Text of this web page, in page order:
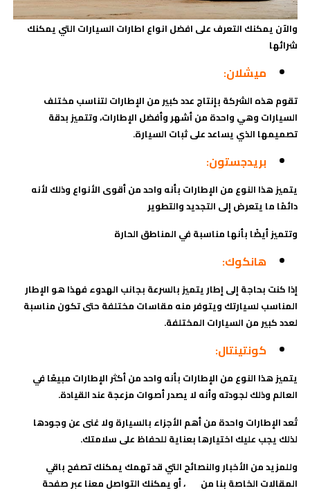
والآن يمكنك التعرف على افضل انواع اطارات السيارات التي يمكنك
شرائها
ميشلان:
تقوم هذه الشركة بإنتاج عدد كبير من الإطارات لتناسب مختلف
السيارات وهي واحدة من أشهر وأفضل الإطارات، وتتميز بدقة
تصميمها الذي يساعد على ثبات السيارة.
بريدجستون:
يتميز هذا النوع من الإطارات بأنه واحد من أقوى الأنواع وذلك لأنه
دائمًا ما يتعرض إلى التجديد والتطوير
وتتميز أيضًا بأنها مناسبة في المناطق الحارة
هانكوك:
إذا كنت بحاجة إلى إطار يتميز بالسرعة بجانب الهدوء فهذا هو الإطار
المناسب لسيارتك ويتوفر منه مقاسات مختلفة حتى تكون مناسبة
لعدد كبير من السيارات المختلفة.
كونتينتال:
يتميز هذا النوع من الإطارات بأنه واحد من أكثر الإطارات مبيعًا في
العالم وذلك لجودته وأنه لا يصدر أصوات مزعجة عند القيادة.
تُعد الإطارات واحدة من أهم الأجزاء بالسيارة ولا غنى عن وجودها
لذلك يجب عليك اختيارها بعناية للحفاظ على سلامتك.
وللمزيد من الأخبار والنصائح التي قد تهمك يمكنك تصفح باقي
المقالات الخاصة بنا من
هنا، أو يمكنك التواصل معنا عبر صفحة